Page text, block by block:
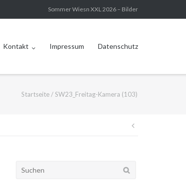
Sommer Wiesn XXL 2026 – Bilder
Kontakt Impressum Datenschutz
Startseite /SW23_Freitag-Kamera (103)
Suchen